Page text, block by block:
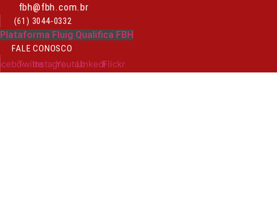
para
o
conteúdo
fbh@fbh.com.br
(61) 3044-0332
Plataforma Fluig Qualifica FBH
FALE CONOSCO
TwitterInstagramYoutubeLinkedinFlickr